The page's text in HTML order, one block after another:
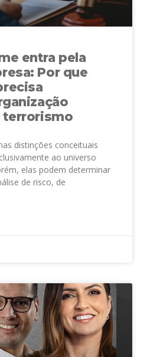
entra pela
Por que
terrorismo
distinções conceituais
ao universo
elas podem determinar
de risco, de